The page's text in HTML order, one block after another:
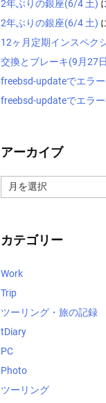
2年ぶりの銀座(6/4 土)
2年ぶりの銀座(6/4 土)
12ヶ月定期インスペク
交換とブレーキ(9月27
freebsd-updateでエラ
freebsd-updateでエラ
アーカイブ
ー
カテゴリー
Work
Trip
ツーリング・旅の記録
tDiary
PC
Photo
ツーリング